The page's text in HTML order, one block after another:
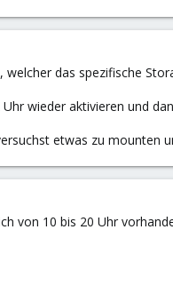
das spezifische
wieder aktivieren und
etwas zu mounten
von 10 bis 20 Uhr